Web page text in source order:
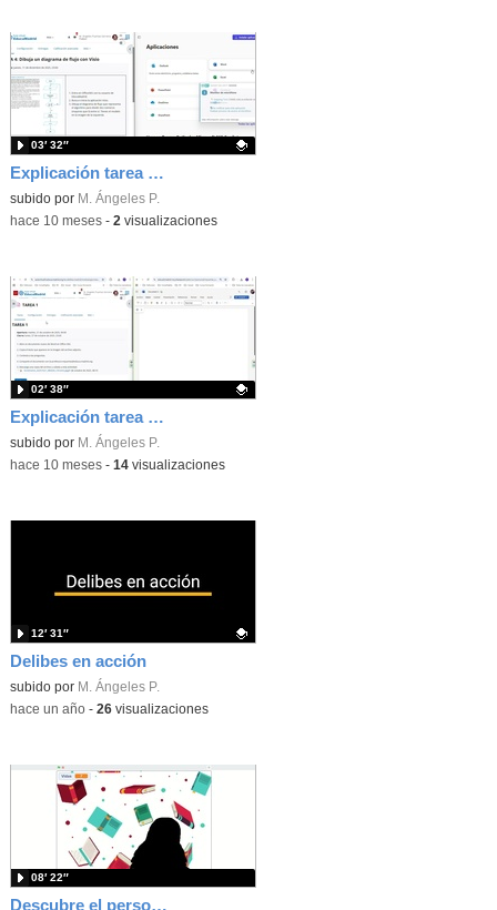
Explicación tarea 4 tema 1 CCOM 2º
Contenido educativo.
subido por M. Ángeles P.
03′ 32″
-hace 10 meses- 2 visualizaciones
Explicación tarea 1 del tema 1
Contenido educativo.
subido por M. Ángeles P.
02′ 38″
-hace 10 meses- 14visualizaciones
Delibes en acción
Contenido educativo.
subido por M. Ángeles P.
12′ 31″
-hace un año- 26visualizaciones
Descubre el personaje con Scratch
08′ 22″